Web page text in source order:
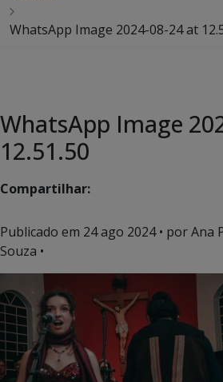
WhatsApp Image 2024-08-24 at
WhatsApp Image
12.51.50
Compartilhar:
Publicado em 24 ago 2024• por Ana
Souza •